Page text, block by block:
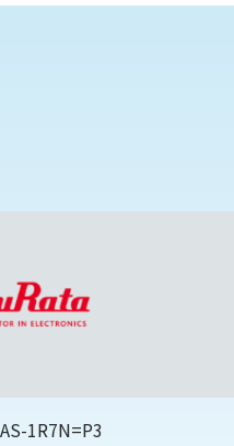
1R7N=P3